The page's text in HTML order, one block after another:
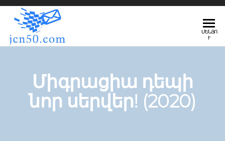
ՄԵՆՅՈ
Ւ
Միգրացիա դեպի
նոր սերվեր! (2020)